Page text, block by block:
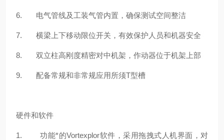
6. 电气管线及工装气管内置，确保测试空间整洁
7. 横梁上下移动限位开关，有效保护人员和机器安全
8. 双立柱高刚度精密对中机架，作动器位于机架上部
9. 配备常规和非常规应用所须T型槽
硬件和软件
1. 功能*的Vortexplor软件，采用拖拽式人机界面，对